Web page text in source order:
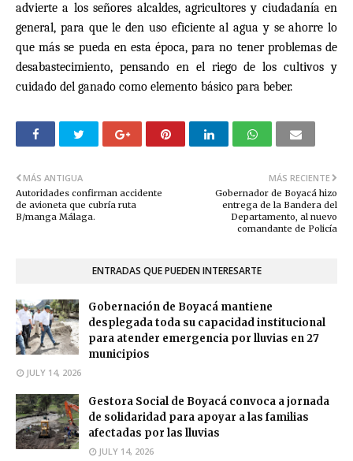
advierte a los señores alcaldes, agricultores y ciudadanía en
general, para que le den uso eficiente al agua y se ahorre lo
que más se pueda en esta época, para no tener problemas de
desabastecimiento, pensando en el riego de los cultivos y
cuidado del ganado como elemento básico para beber.
MÁS RECIENTE
Gobernador de Boyacá hizo
entrega de la Bandera del
Departamento, al nuevo
comandante de Policía
MÁS ANTIGUA
Autoridades confirman accidente
de avioneta que cubría ruta
B/manga Málaga.
ENTRADAS QUE PUEDEN INTERESARTE
Gobernación de Boyacá mantiene
desplegada toda su capacidad institucional
para atender emergencia por lluvias en 27
municipios
JULY 14, 2026
Gestora Social de Boyacá convoca a jornada
de solidaridad para apoyar a las familias
afectadas por las lluvias
JULY 14, 2026